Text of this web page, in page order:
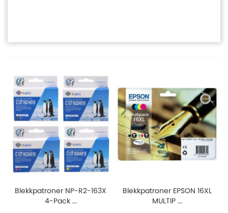
Blekkpatroner NP-R2-163X
4-Pack ...
Blekkpatroner EPSON 16XL
MULTIP ...